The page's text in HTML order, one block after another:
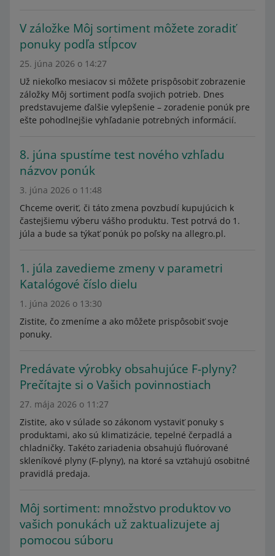
V záložke Môj sortiment môžete zoradiť
ponuky podľa stĺpcov
25. júna 2026 o 14:27
Už niekoľko mesiacov si môžete prispôsobiť zobrazenie
záložky Môj sortiment podľa svojich potrieb. Dnes
predstavujeme ďalšie vylepšenie – zoradenie ponúk pre
ešte pohodlnejšie vyhľadanie potrebných informácií.
8. júna spustíme test nového vzhľadu
názvov ponúk
3. júna 2026 o 11:48
Chceme overiť, či táto zmena povzbudí kupujúcich k
častejšiemu výberu vášho produktu. Test potrvá do 1.
júla a bude sa týkať ponúk po poľsky na allegro.pl.
1. júla zavedieme zmeny v parametri
Katalógové číslo dielu
1. júna 2026 o 13:30
Zistite, čo zmeníme a ako môžete prispôsobiť svoje
ponuky.
Predávate výrobky obsahujúce F-plyny?
Prečítajte si o Vašich povinnostiach
27. mája 2026 o 11:27
Zistite, ako v súlade so zákonom vystaviť ponuky s
produktami, ako sú klimatizácie, tepelné čerpadlá a
chladničky. Takéto zariadenia obsahujú fluórované
skleníkové plyny (F-plyny), na ktoré sa vzťahujú osobitné
pravidlá predaja.
Môj sortiment: množstvo produktov vo
vašich ponukách už zaktualizujete aj
pomocou súboru